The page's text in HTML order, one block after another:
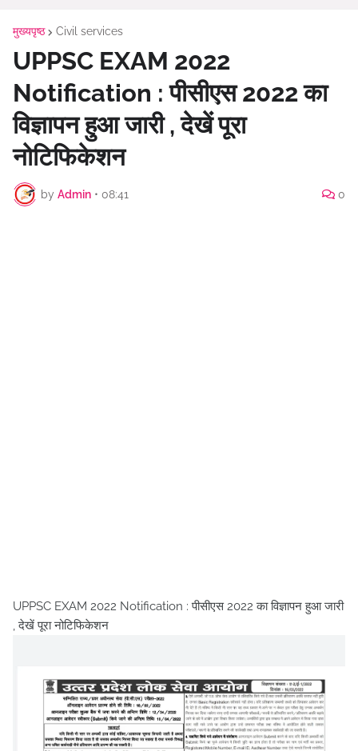
मुख्यपृष्ठ Civil services
UPPSC EXAM 2022
Notification : पीसीएस 2022 का
विज्ञापन हुआ जारी , देखें पूरा
नोटिफिकेशन
by Admin • 08:41 0
UPPSC EXAM 2022 Notification : पीसीएस 2022 का विज्ञापन हुआ जारी
, देखें पूरा नोटिफिकेशन